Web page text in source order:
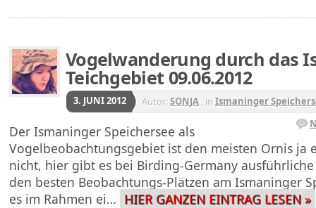
Vogelwanderung durch das
Teichgebiet 09.06.2012
3. JUNI 2012 Autor:SONJA , in Ismaninger
Der Ismaninger Speichersee als
Vogelbeobachtungsgebiet ist den meisten Ornis ja
nicht, hier gibt es bei Birding-Germany
den besten Beobachtungs-Plätzen am Ismaninger
es im Rahmen ei… HIER GANZEN EINTRAG LESEN »